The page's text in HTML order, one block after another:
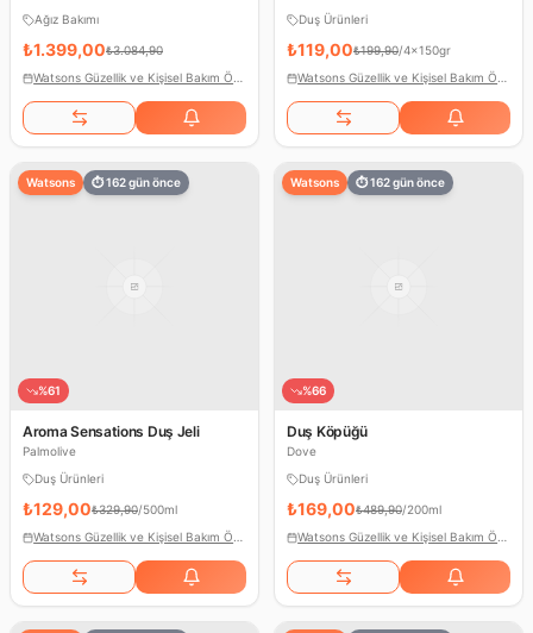
Ağız Bakımı
₺1.399,00₺3.084,90
Duş Ürünleri
₺119,00₺199,90/4x150gr
Watsons ⏱162gün önce
%61
Aroma Sensations Duş Jeli
Palmolive
Duş Ürünleri
₺129,00₺329,90/500ml
Watsons ⏱162gün önce
%66
Duş Köpüğü
Dove
Duş Ürünleri
₺169,00₺489,90/200ml